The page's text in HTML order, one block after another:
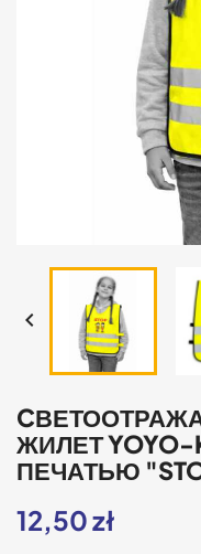

ЖИЛЕТ
ПЕЧАТЬЮ
12,50 zł